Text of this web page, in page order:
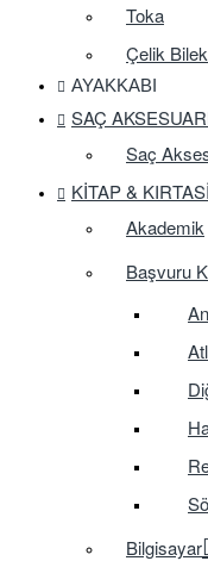
Toka
Çelik
AYAKKABI
SAÇ
Saç
KITAP &
Akademik
Başvuru
Bilgisayar